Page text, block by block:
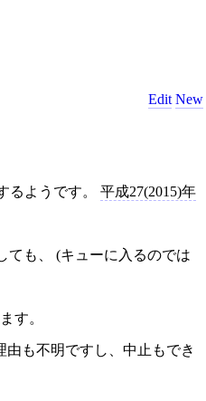
Edit New
るようです。 平成27(2015)年
ても、 (キューに入るのでは
す。
由も不明ですし、中止もでき